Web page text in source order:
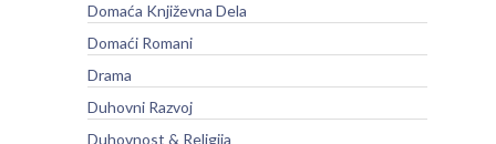
Domaća Književna Dela
Domaći Romani
Drama
Duhovni Razvoj
Duhovnost & Religija